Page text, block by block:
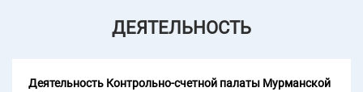
ДЕЯТЕЛЬНОСТЬ
Деятельность Контрольно-счетной палаты Мурманской